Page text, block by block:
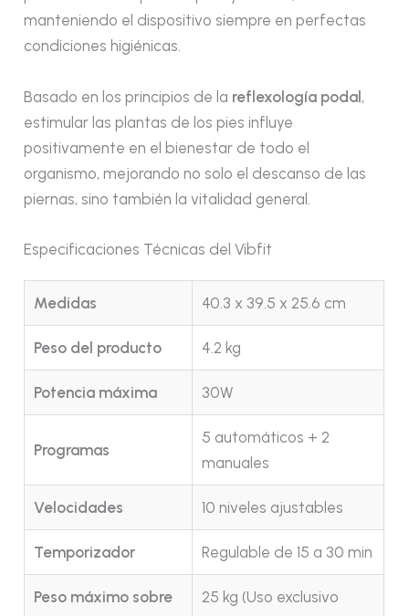
manteniendo el dispositivo siempre en perfectas
condiciones higiénicas.
Basado en los principios de la reflexología podal,
estimular las plantas de los pies influye
positivamente en el bienestar de todo el
organismo, mejorando no solo el descanso de las
piernas, sino también la vitalidad general.
Especificaciones Técnicas del Vibfit
Medidas 40.3 x 39.5 x 25.6 cm
Peso del producto 4.2 kg
Potencia máxima 30W
Programas
5 automáticos + 2
manuales
Velocidades 10 niveles ajustables
Temporizador Regulable de 15 a 30 min
Peso máximo sobre
25 kg (Uso exclusivo